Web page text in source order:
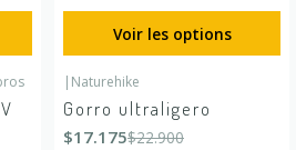
Voir les options
En rupture de stock
| Naturehike
Gorro ultraligero
$17.175$22.900